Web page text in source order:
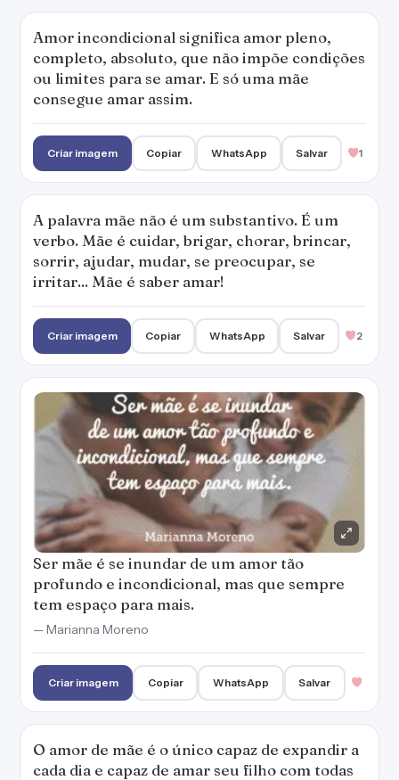
Amor incondicional significa amor pleno,
completo, absoluto, que não impõe condições
ou limites para se amar. E só uma mãe
consegue amar assim.
Criar imagem Copiar WhatsApp Salvar 1
A palavra mãe não é um substantivo. É um
verbo. Mãe é cuidar, brigar, chorar, brincar,
sorrir, ajudar, mudar, se preocupar, se
irritar... Mãe é saber amar!
Criar imagem Copiar WhatsApp Salvar 2
Ser mãe é se inundar de um amor tão
profundo e incondicional, mas que sempre
tem espaço para mais.
— Marianna Moreno
Criar imagem Copiar WhatsApp Salvar
O amor de mãe é o único capaz de expandir a
cada dia e capaz de amar seu filho com todas